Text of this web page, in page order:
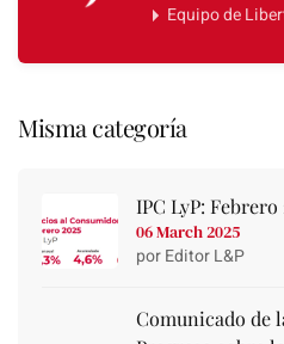
Equipo de
Misma categoría
IPC LyP: Febrero
06 March 2025
por Editor L&P
Comunicado de